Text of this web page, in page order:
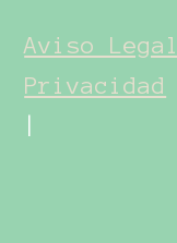
Aviso Legal
Privacidad